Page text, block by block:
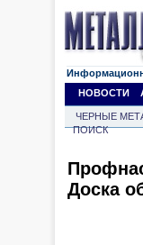
НОВОСТИ
ЧЕРНЫЕ
ПОИСК
Доска